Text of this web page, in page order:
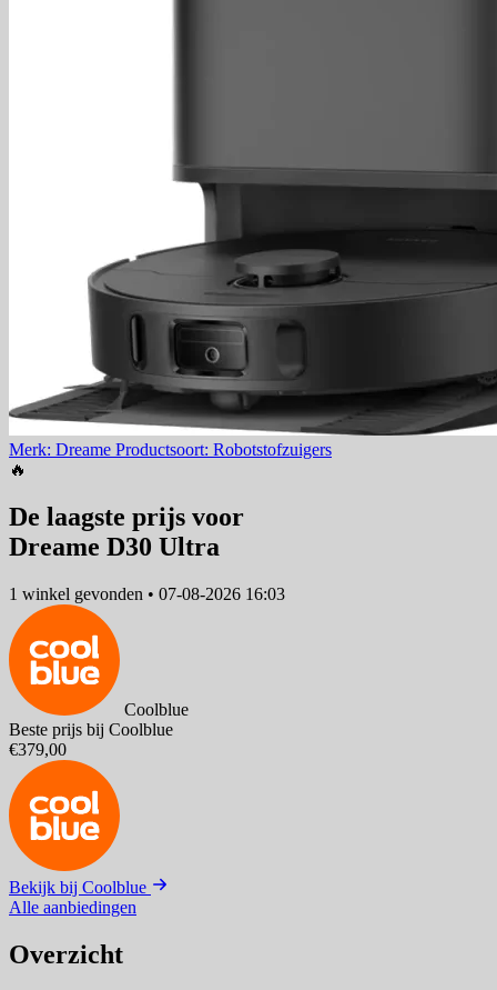
Merk: Dreame Productsoort: Robotstofzuigers
🔥
De laagste prijs voor
Dreame D30 Ultra
1 winkel gevonden • 07-08-2026 16:03
Coolblue
Beste prijs bij Coolblue
€379,00
Bekijk bij Coolblue
Alle aanbiedingen
Overzicht